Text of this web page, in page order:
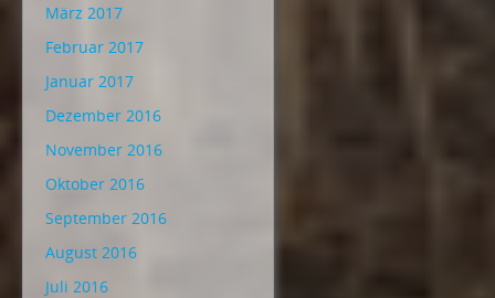
März 2017
Februar 2017
Januar 2017
Dezember 2016
November 2016
Oktober 2016
September 2016
August 2016
Juli 2016